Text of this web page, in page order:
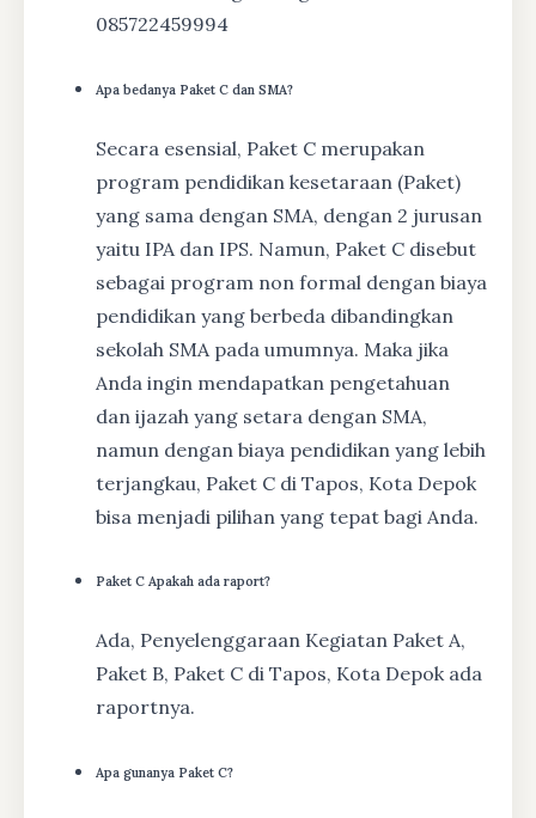
085722459994
Apa bedanya Paket C dan SMA?
Secara esensial, Paket C merupakan
program pendidikan kesetaraan (Paket)
yang sama dengan SMA, dengan 2 jurusan
yaitu IPA dan IPS. Namun, Paket C disebut
sebagai program non formal dengan biaya
pendidikan yang berbeda dibandingkan
sekolah SMA pada umumnya. Maka jika
Anda ingin mendapatkan pengetahuan
dan ijazah yang setara dengan SMA,
namun dengan biaya pendidikan yang lebih
terjangkau, Paket C di Tapos, Kota Depok
bisa menjadi pilihan yang tepat bagi Anda.
Paket C Apakah ada raport?
Ada, Penyelenggaraan Kegiatan Paket A,
Paket B, Paket C di Tapos, Kota Depok ada
raportnya.
Apa gunanya Paket C?